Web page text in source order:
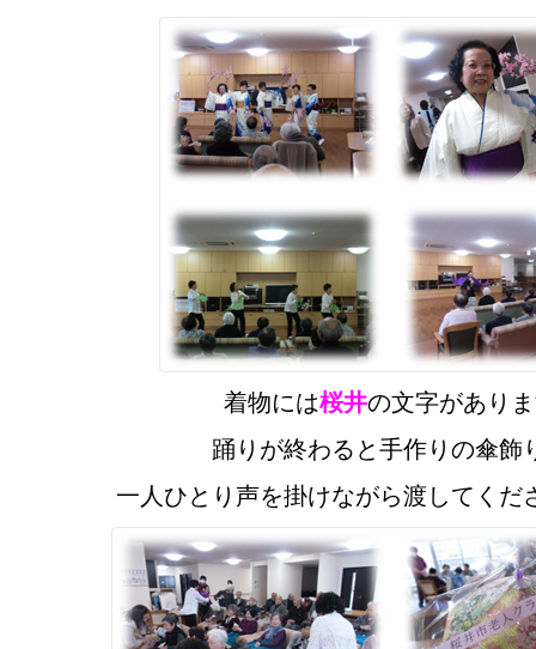
着物には桜井の文字があり
踊りが終わると手作りの傘飾
一人ひとり声を掛けながら渡してくだ